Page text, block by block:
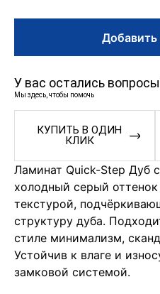
Добавить
У вас остались
Мы здесь, чтобы помочь
КУПИТЬ В ОДИН
КЛИК
Ламинат Quick-Step Дуб
холодный серый
текстурой,
структуру дуба.
стиле минимализм,
Устойчив к влаге и
замковой системой.